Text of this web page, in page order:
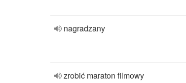
nagradzany
zrobić maraton filmowy